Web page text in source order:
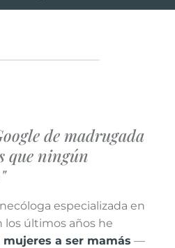
de madrugada
que ningún
especializada en
los últimos años he
mujeres a ser mamás —